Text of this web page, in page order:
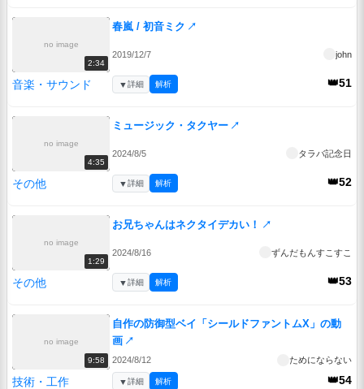
no image
2:34
春嵐 / 初音ミク ↗
2019/12/7 john
音楽・サウンド 👑51
▼詳細 解析
no image
4:35
ミュージック・タクヤー ↗
2024/8/5 タラバ記念日
その他 👑52
▼詳細 解析
no image
1:29
お兄ちゃんはネクタイデカい！ ↗
2024/8/16 ずんだもんすこすこ
その他 👑53
▼詳細 解析
no image
9:58
自作の防御型ベイ「シールドファントムX」の動
画 ↗
2024/8/12 ためにならない
技術・工作 👑54
▼詳細 解析